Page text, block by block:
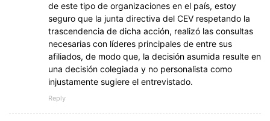
de este tipo de organizaciones en el país, estoy
seguro que la junta directiva del CEV respetando la
trascendencia de dicha acción, realizó las consultas
necesarias con líderes principales de entre sus
afiliados, de modo que, la decisión asumida resulte en
una decisión colegiada y no personalista como
injustamente sugiere el entrevistado.
Reply